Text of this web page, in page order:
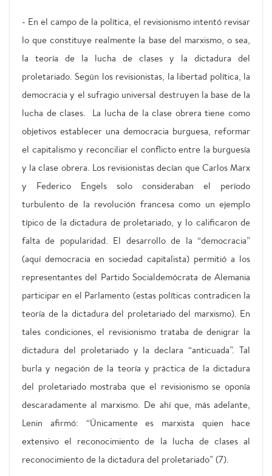
- En el campo de la política, el revisionismo intentó revisar
lo que constituye realmente la base del marxismo, o sea,
la teoría de la lucha de clases y la dictadura del
proletariado. Según los revisionistas, la libertad política, la
democracia y el sufragio universal destruyen la base de la
lucha de clases. La lucha de la clase obrera tiene como
objetivos establecer una democracia burguesa, reformar
el capitalismo y reconciliar el conflicto entre la burguesía
y la clase obrera. Los revisionistas decían que Carlos Marx
y Federico Engels solo consideraban el período
turbulento de la revolución francesa como un ejemplo
típico de la dictadura de proletariado, y lo calificaron de
falta de popularidad. El desarrollo de la “democracia”
(aquí democracia en sociedad capitalista) permitió a los
representantes del Partido Socialdemócrata de Alemania
participar en el Parlamento (estas políticas contradicen la
teoría de la dictadura del proletariado del marxismo). En
tales condiciones, el revisionismo trataba de denigrar la
dictadura del proletariado y la declara “anticuada”. Tal
burla y negación de la teoría y práctica de la dictadura
del proletariado mostraba que el revisionismo se oponía
descaradamente al marxismo. De ahí que, más adelante,
Lenin afirmó: “Únicamente es marxista quien hace
extensivo el reconocimiento de la lucha de clases al
reconocimiento de la dictadura del proletariado” (7).